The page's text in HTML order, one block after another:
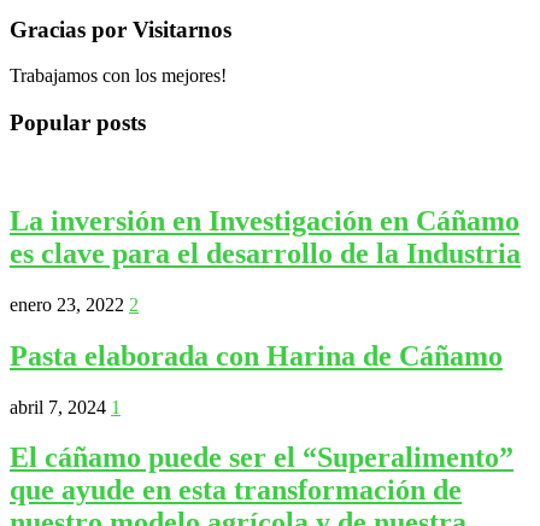
Gracias por Visitarnos
Trabajamos con los mejores!
Popular posts
La inversión en Investigación en Cáñamo
es clave para el desarrollo de la Industria
enero 23, 2022 2
Pasta elaborada con Harina de Cáñamo
abril 7, 2024 1
El cáñamo puede ser el “Superalimento”
que ayude en esta transformación de